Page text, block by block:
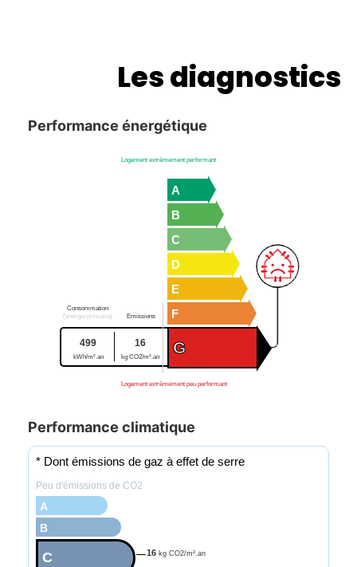
Les diagnostics
Performance énergétique
Logement extrêmement performant
A
B
C
D
E
F
Consommation
(énergie primaire)
Emissions
499
kWh/m².an
16
kg CO2/m².an
G
Logement extrêmement peu performant
Performance climatique
* Dont émissions de gaz à effet de serre
Peu d'émissions de CO2
A
B
C 16 kg CO2/m².an